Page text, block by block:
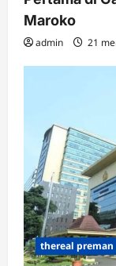
Maroko
admin 21
thereal preman